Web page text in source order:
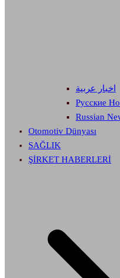
اخبار عربية
Русские
Russian
Otomotiv Dünyası
SAĞLIK
ŞİRKET HABERLERİ